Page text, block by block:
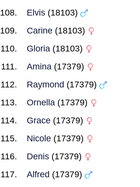
Elvis (18103)
Carine (18103)
Gloria (18103)
Amina (17379)
Raymond (17379)
Ornella (17379)
Grace (17379)
Nicole (17379)
Denis (17379)
Alfred (17379)